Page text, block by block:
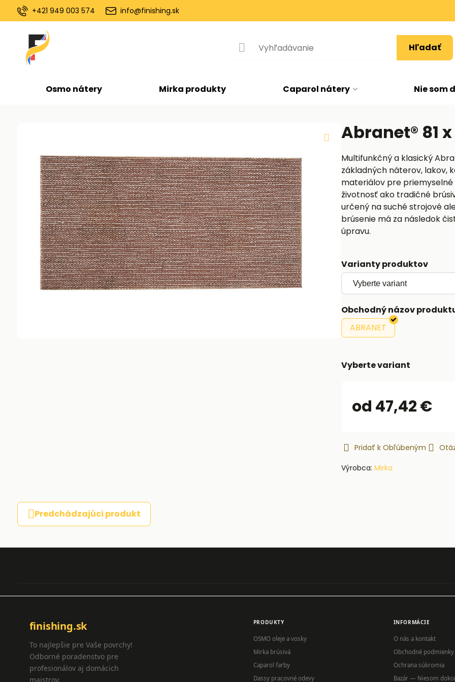
+421 949 003 574 info@finishing.sk
Hľadať
Osmo nátery Mirka produkty Caparol nátery Nie som
Abranet® 81
Multifunkčný a klasický
základných náterov, lakov,
materiálov pre priemyselné
životnosť ako tradičné
určený na suché strojové
brúsenie má za následok
úpravu.
Varianty produktov
Obchodný názov
ABRANET
Vyberte variant
od 47,42 €
Pridať k Obľúbeným
Výrobca: Mirka
Predchádzajúci produkt
finishing.sk
To najlepšie pre Vaše povrchy!
Odborné poradenstvo pre
profesionálov aj domácich
majstrov.
PRODUKTY
OSMO oleje a vosky
Mirka brúsivá
Caparol farby
Dassy pracovné odevy
INFORMÁCIE
O nás a kontakt
Obchodné podmienky
Ochrana súkromia
Bazár — Niesom